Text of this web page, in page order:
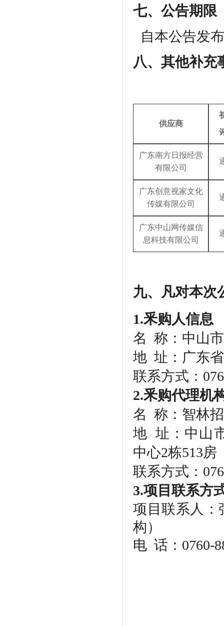
七、公告期限
自本公告发
八、 其他补充
供应商
广东南方日报经营
有限公司
广东创意视家文化
传媒有限公司
广东中山网传媒信
息科技有限公司
九、凡对本次
1.釆购人信息
名 称：中山
地 址：广东
联系方式：
2.釆购代理机
名 称：智林
地 址：中山
中心2栋513房
联系方式：
3.项目联系方
项目联系人：
构）
电 话：0760-